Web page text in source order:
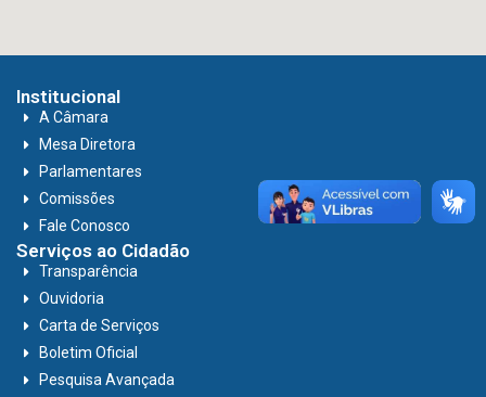
Institucional
A Câmara
Mesa Diretora
Parlamentares
Comissões
Fale Conosco
Serviços ao Cidadão
Transparência
Ouvidoria
Carta de Serviços
Boletim Oficial
Pesquisa Avançada